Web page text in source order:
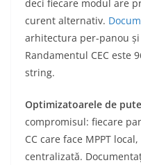
deci fiecare modul are
curent alternativ.
arhitectura per-panou
Randamentul CEC este
string.
Optimizatoarele de
compromisul: fiecare
CC care face MPPT
centralizată.